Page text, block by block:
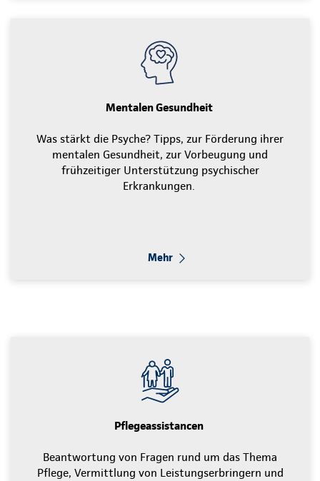
Mentalen Gesundheit
Was stärkt die Psyche? Tipps, zur Förderung ihrer
mentalen Gesundheit, zur Vorbeugung und
frühzeitiger Unterstützung psychischer
Erkrankungen.
Mehr
Pflegeassistancen
Beantwortung von Fragen rund um das Thema
Pflege, Vermittlung von Leistungserbringern und